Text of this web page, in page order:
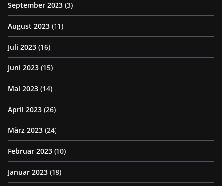
September 2023 (3)
August 2023 (11)
Juli 2023 (16)
Juni 2023 (15)
Mai 2023 (14)
April 2023 (26)
März 2023 (24)
Februar 2023 (10)
Januar 2023 (18)